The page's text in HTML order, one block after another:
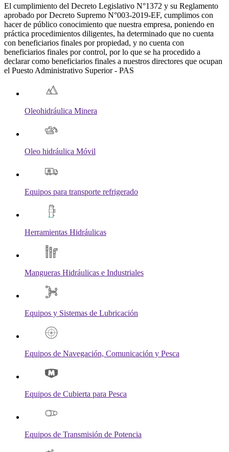
El cumplimiento del Decreto Legislativo N°1372 y su Reglamento
aprobado por Decreto Supremo N°003-2019-EF, cumplimos con
hacer de público conocimiento que nuestra empresa, poniendo en
práctica procedimientos diligentes, ha determinado que no cuenta
con beneficiarios finales por propiedad, y no cuenta con
beneficiarios finales por control, por lo que se ha procedido a
declarar como beneficiarios finales a nuestros directores que ocupan
el Puesto Administrativo Superior - PAS
Oleohidráulica Minera
Oleo hidráulica Móvil
Equipos para transporte refrigerado
Herramientas Hidráulicas
Mangueras Hidráulicas e Industriales
Equipos y Sistemas de Lubricación
Equipos de Navegación, Comunicación y Pesca
Equipos de Cubierta para Pesca
Equipos de Transmisión de Potencia